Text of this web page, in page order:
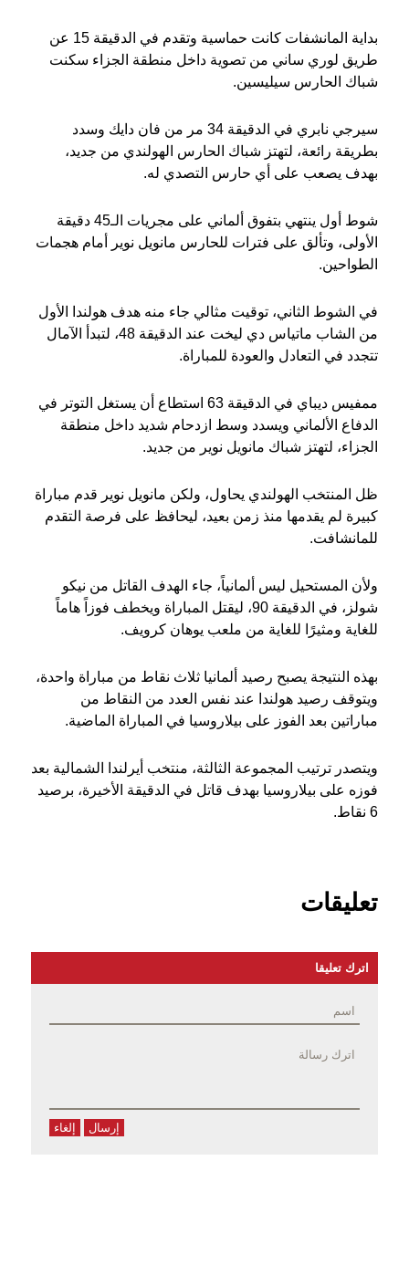
بداية المانشفات كانت حماسية وتقدم في الدقيقة 15 عن
طريق لوري ساني من تصوية داخل منطقة الجزاء سكنت
شباك الحارس سيليسين.
سيرجي نابري في الدقيقة 34 مر من فان دايك وسدد
بطريقة رائعة، لتهتز شباك الحارس الهولندي من جديد،
بهدف يصعب على أي حارس التصدي له.
شوط أول ينتهي بتفوق ألماني على مجريات الـ45 دقيقة
الأولى، وتألق على فترات للحارس مانويل نوير أمام هجمات
الطواحين.
في الشوط الثاني، توقيت مثالي جاء منه هدف هولندا الأول
من الشاب ماتياس دي ليخت عند الدقيقة 48، لتبدأ الآمال
تتجدد في التعادل والعودة للمباراة.
ممفيس ديباي في الدقيقة 63 استطاع أن يستغل التوتر في
الدفاع الألماني ويسدد وسط ازدحام شديد داخل منطقة
الجزاء، لتهتز شباك مانويل نوير من جديد.
ظل المنتخب الهولندي يحاول، ولكن مانويل نوير قدم مباراة
كبيرة لم يقدمها منذ زمن بعيد، ليحافظ على فرصة التقدم
للمانشافت.
ولأن المستحيل ليس ألمانياً، جاء الهدف القاتل من نيكو
شولز، في الدقيقة 90، ليقتل المباراة ويخطف فوزاً هاماً
للغاية ومثيرًا للغاية من ملعب يوهان كرويف.
بهذه النتيجة يصبح رصيد ألمانيا ثلاث نقاط من مباراة واحدة،
ويتوقف رصيد هولندا عند نفس العدد من النقاط من
مباراتين بعد الفوز على بيلاروسيا في المباراة الماضية.
ويتصدر ترتيب المجموعة الثالثة، منتخب أيرلندا الشمالية بعد
فوزه على بيلاروسيا بهدف قاتل في الدقيقة الأخيرة، برصيد
6 نقاط.
تعليقات
اترك تعليقا
إرسال إلغاء